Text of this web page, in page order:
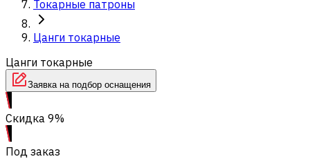
Токарные патроны
Цанги токарные
Цанги токарные
Заявка на подбор оснащения
Скидка 9%
Под заказ